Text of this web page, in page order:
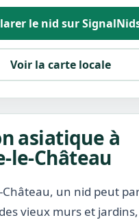
le nid sur
Voir la carte locale
asiatique à
le-Château
Château, un nid peut
vieux murs et